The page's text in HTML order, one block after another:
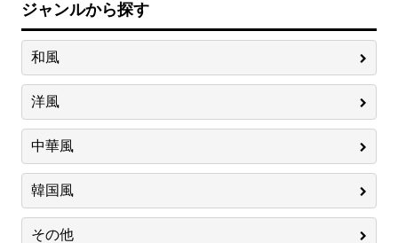
ジャンルから探す
和風
洋風
中華風
韓国風
その他